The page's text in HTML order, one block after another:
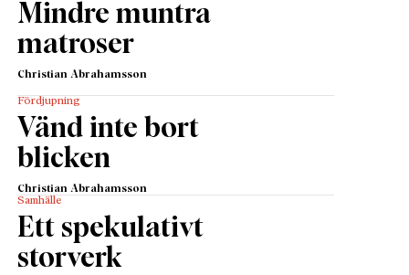
Mindre muntra
matroser
Christian Abrahamsson
Fördjupning
Vänd inte bort
blicken
Christian Abrahamsson
Samhälle
Ett spekulativt
storverk